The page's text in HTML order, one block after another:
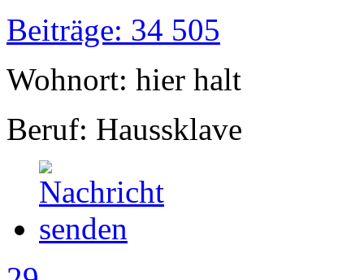
Beiträge: 34 505
Wohnort: hier halt
Beruf: Haussklave